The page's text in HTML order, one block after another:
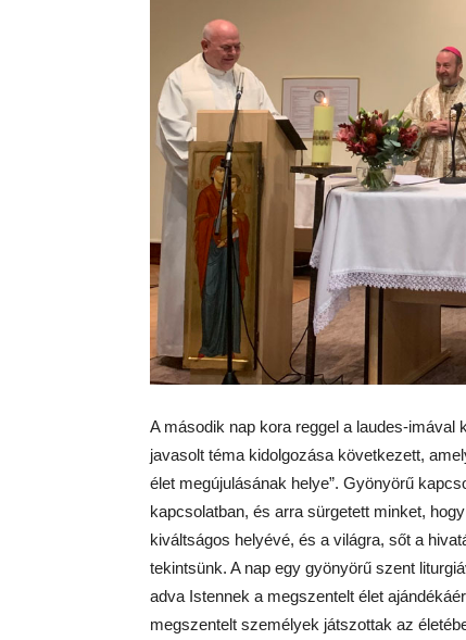
A második nap kora reggel a laudes-imával
javasolt téma kidolgozása következett,
élet megújulásának helye”. Gyönyörű
kapcsolatban, és arra sürgetett minket,
kiváltságos helyévé, és a világra, sőt a
tekintsünk. A nap egy gyönyörű szent
adva Istennek a megszentelt élet
megszentelt személyek játszottak az